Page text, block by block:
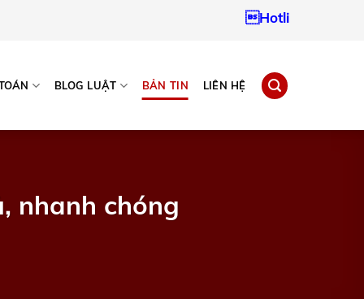
Hotline:0937967242
BLOG LUẬT BẢN TIN LIÊN HỆ
nhanh chóng